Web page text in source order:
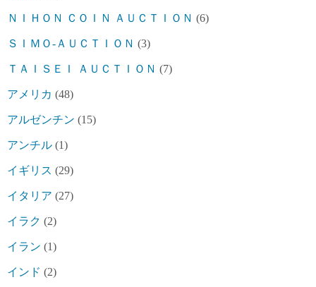
ＮＩＨＯＮ ＣＯＩＮ ＡＵＣＴＩＯＮ (6)
ＳＩＭＯ-ＡＵＣＴＩＯＮ (3)
ＴＡＩＳＥＩ ＡＵＣＴＩＯＮ (7)
アメリカ (48)
アルゼンチン (15)
アンチル (1)
イギリス (29)
イタリア (27)
イラク (2)
イラン (1)
インド (2)